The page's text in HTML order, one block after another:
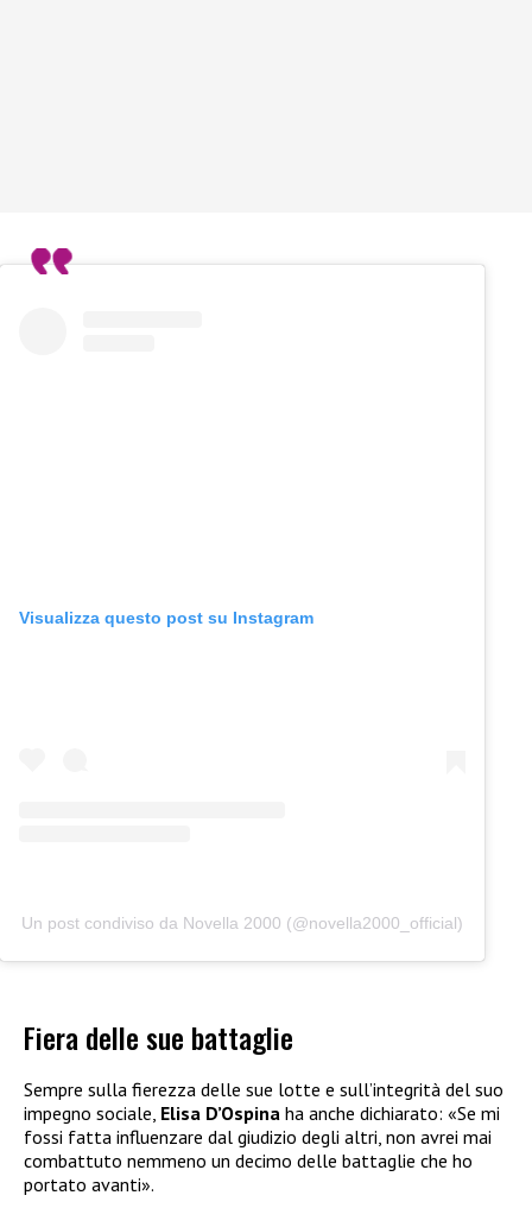
Visualizza questo post su Instagram
Un post condiviso da Novella 2000 (@novella2000_official)
Fiera delle sue battaglie
Sempre sulla fierezza delle sue lotte e sull’integrità del suo
impegno sociale, Elisa D’Ospina ha anche dichiarato: «Se mi
fossi fatta influenzare dal giudizio degli altri, non avrei mai
combattuto nemmeno un decimo delle battaglie che ho
portato avanti».